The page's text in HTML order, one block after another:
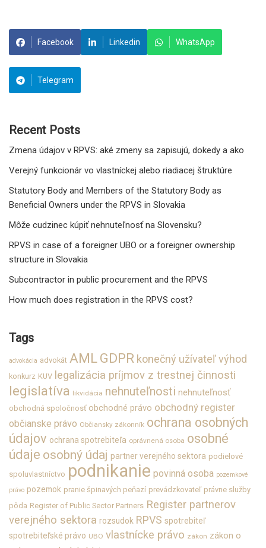
Facebook Linkedin WhatsApp
Telegram
Recent Posts
Zmena údajov v RPVS: aké zmeny sa zapisujú, dokedy a ako
Verejný funkcionár vo vlastníckej alebo riadiacej štruktúre
Statutory Body and Members of the Statutory Body as
Beneficial Owners under the RPVS in Slovakia
Môže cudzinec kúpiť nehnuteľnosť na Slovensku?
RPVS in case of a foreigner UBO or a foreigner ownership
structure in Slovakia
Subcontractor in public procurement and the RPVS
How much does registration in the RPVS cost?
Tags
advokácia advokát AML GDPR konečný užívateľ výhod
konkurz KUV legalizácia príjmov z trestnej činnosti
legislatíva likvidácia nehnuteľnosti nehnuteľnosť
obchodná spoločnosť obchodné právo obchodný register
občianske právo Občiansky zákonník ochrana osobných
údajov ochrana spotrebiteľa oprávnená osoba osobné
údaje osobný údaj partner verejného sektora podielové
spoluvlastníctvo podnikanie povinná osoba pozemkové
právo pozemok pranie špinavých peňazí prevádzkovateľ právne služby
pôda Register of Public Sector Partners Register partnerov
verejného sektora rozsudok RPVS spotrebiteľ
spotrebiteľské právo UBO vlastnícke právo zákon zákon o